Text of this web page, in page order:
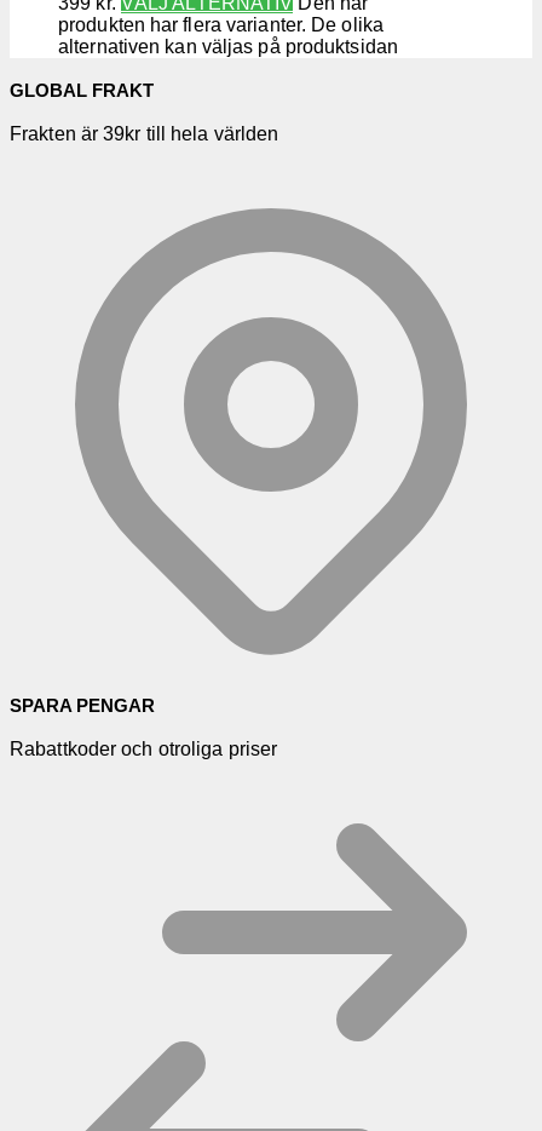
produkten har flera varianter. De olika
alternativen kan väljas på produktsidan
GLOBAL FRAKT
Frakten är 39kr till hela världen
SPARA PENGAR
Rabattkoder och otroliga priser